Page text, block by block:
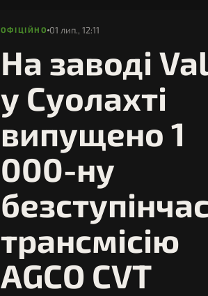
ОФІЦІЙНО 01 лип., 12:11
На заводі
у Суолахті
випущено 1
000-ну
трансмісію
AGCO CVT